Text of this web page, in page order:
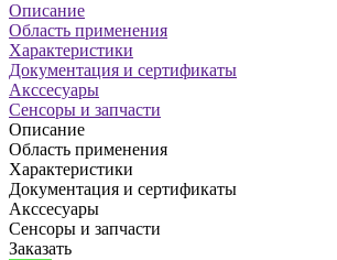
Описание
Область применения
Характеристики
Документация и сертификаты
Акссесуары
Сенсоры и запчасти
Описание
Область применения
Характеристики
Документация и сертификаты
Акссесуары
Сенсоры и запчасти
Заказать